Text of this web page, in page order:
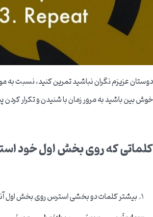
دوستان عزیزم نگران نباشید تمرین کنید، نسبت
خوش بین باشید به مرور زمان با شنیدن و تکرار
کلماتی که روی بخش اول خود
بیشتر کلمات دو بخشی استرس روی بخش اول